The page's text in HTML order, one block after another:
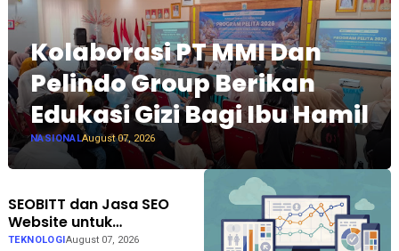
Kolaborasi PT MMI Dan
Pelindo Group Berikan
Edukasi Gizi Bagi Ibu Hamil
NASIONALAugust 07, 2026
SEOBITT dan Jasa SEO
Website untuk
Meningkatkan Trafik
TEKNOLOGIAugust 07, 2026